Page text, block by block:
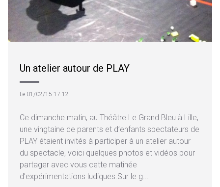
Un atelier autour de PLAY
Le 01/02/15 17:12
Ce dimanche matin, au Théâtre Le Grand Bleu à Lille,
une vingtaine de parents et d’enfants spectateurs de
PLAY étaient invités à participer à un atelier autour
du spectacle, voici quelques photos et vidéos pour
partager avec vous cette matinée
d’expérimentations ludiques.Sur le g...